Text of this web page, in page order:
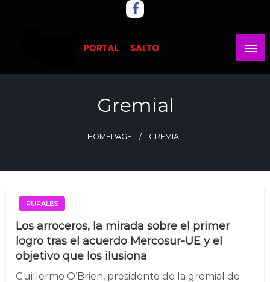
Portal del Salto
Noticias del norte del país.
Gremial
HOMEPAGE GREMIAL
RURALES
Los arroceros, la mirada sobre el primer
logro tras el acuerdo Mercosur-UE y el
objetivo que los ilusiona
Guillermo O’Brien, presidente de la gremial de